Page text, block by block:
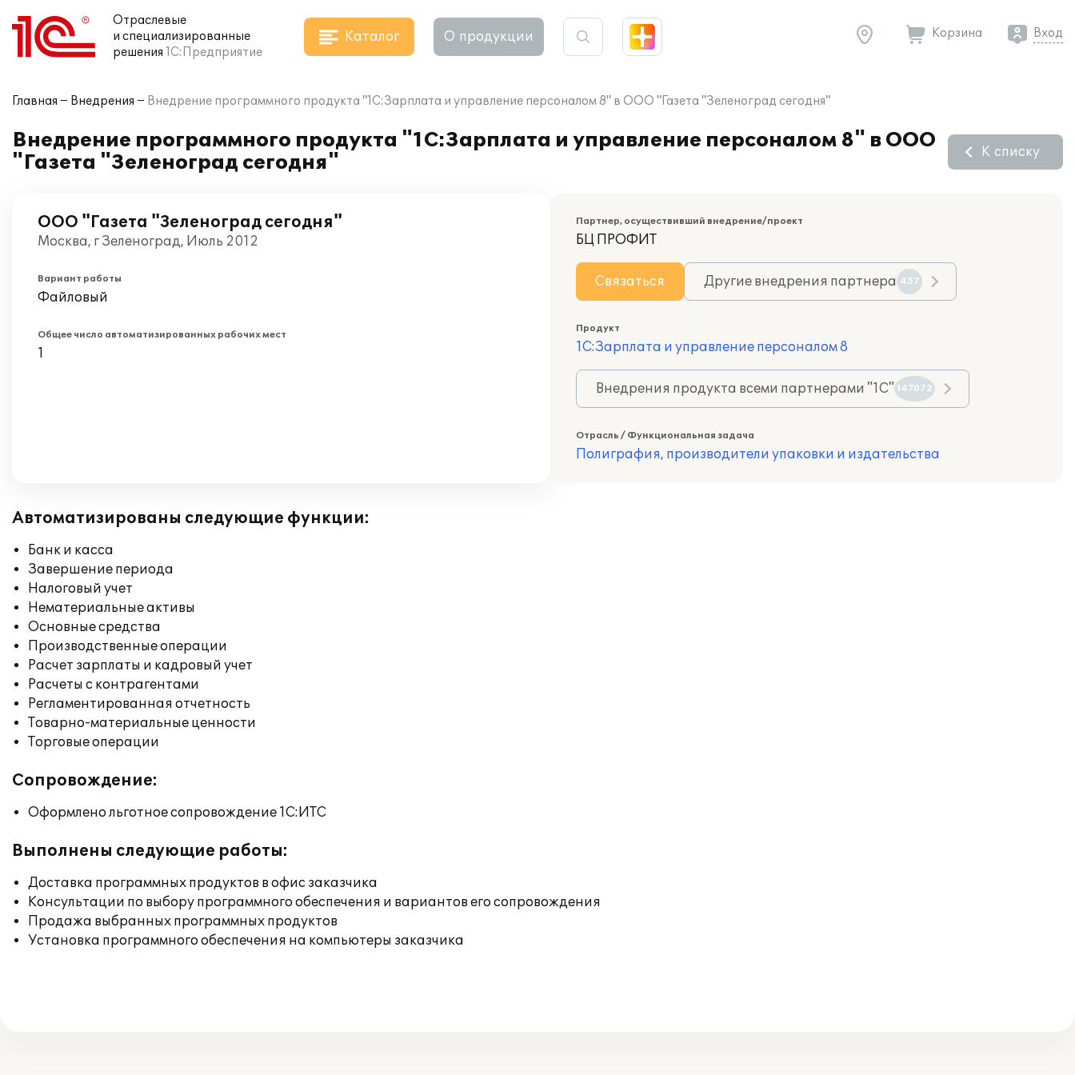
Отраслевые
и специализированные
решения 1С:Предприятие
Каталог О продукции Корзина Вход
Главная Внедрения Внедрение программного продукта "1С:Зарплата и управление персоналом 8" в ООО "Газета "Зеленоград сегодня"
Внедрение программного продукта "1С:Зарплата и управление персоналом 8" в ООО
"Газета "Зеленоград сегодня"
К списку
ООО "Газета "Зеленоград сегодня"
Москва, г Зеленоград, Июль 2012
Вариант работы
Файловый
Общее число автоматизированных рабочих мест
1
Партнер, осуществивший внедрение/проект
БЦ ПРОФИТ
Связаться Другие внедрения партнера 457
Продукт
1С:Зарплата и управление персоналом 8
Внедрения продукта всеми партнерами "1С" 147072
Отрасль / Функциональная задача
Полиграфия, производители упаковки и издательства
Автоматизированы следующие функции:
Банк и касса
Завершение периода
Налоговый учет
Нематериальные активы
Основные средства
Производственные операции
Расчет зарплаты и кадровый учет
Расчеты с контрагентами
Регламентированная отчетность
Товарно-материальные ценности
Торговые операции
Сопровождение:
Оформлено льготное сопровождение 1С:ИТС
Выполнены следующие работы:
Доставка программных продуктов в офис заказчика
Консультации по выбору программного обеспечения и вариантов его сопровождения
Продажа выбранных программных продуктов
Установка программного обеспечения на компьютеры заказчика